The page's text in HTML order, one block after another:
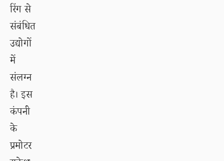
रिंग से
संबंधित
उद्योगों
में
संलग्न
है। इस
कंपनी
के
प्रमोटर